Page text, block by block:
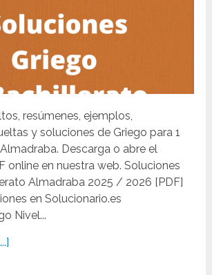
resúmenes, ejemplos,
y soluciones de Griego para 1
Descarga o abre el
online en nuestra web. Soluciones
Almadraba 2025 / 2026 [PDF]
en Solucionario.es
Nivel...